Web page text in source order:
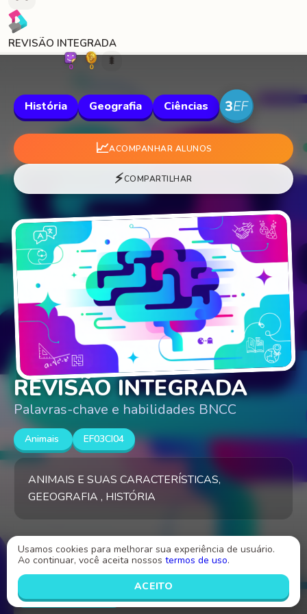
REVISÃO INTEGRADA
0 0 🐛
História Geografia Ciências
📈ACOMPANHAR ALUNOS
⚡COMPARTILHAR
REVISÃO INTEGRADA
Palavras-chave e habilidades BNCC
Animais EF03CI04
ANIMAIS E SUAS CARACTERÍSTICAS,
GEEOGRAFIA , HISTÓRIA
Criado por
cindye pereira
Usamos cookies para melhorar sua experiência de usuário.
Ao continuar, você aceita nossos termos de uso.
ACEITO